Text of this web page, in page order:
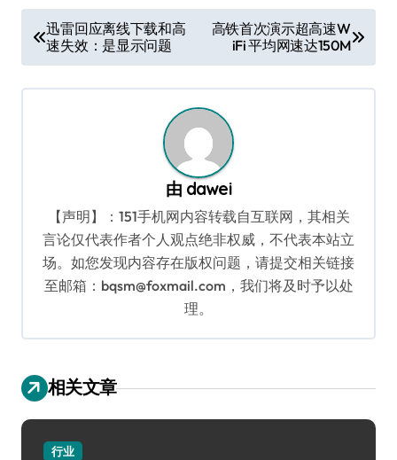
章
导
迅雷回应离线下载和高
速失效：是显示问题
高铁首次演示超高速W
iFi 平均网速达150M
由 dawei
【声明】：151手机网内容转载自互联网，其相关
言论仅代表作者个人观点绝非权威，不代表本站立
场。如您发现内容存在版权问题，请提交相关链接
至邮箱：bqsm@foxmail.com，我们将及时予以处
理。
相关文章
行业